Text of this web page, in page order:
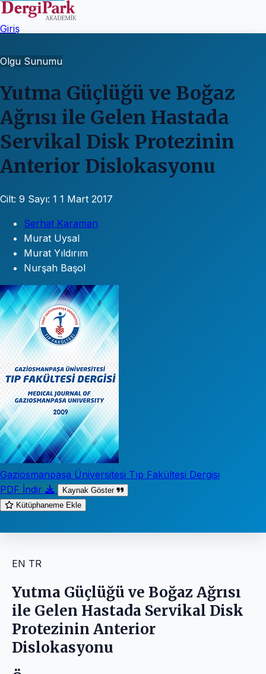
Giriş
Olgu Sunumu
Yutma Güçlüğü ve Boğaz
Ağrısı ile Gelen Hastada
Servikal Disk Protezinin
Anterior Dislokasyonu
Cilt: 9 Sayı: 1 1 Mart 2017
Serhat Karaman
Murat Uysal
Murat Yıldırım
Nurşah Başol
Gaziosmanpaşa Üniversitesi Tıp Fakültesi Dergisi
PDF İndir
Kaynak Göster
Kütüphaneme Ekle
EN TR
Yutma Güçlüğü ve Boğaz Ağrısı
ile Gelen Hastada Servikal Disk
Protezinin Anterior
Dislokasyonu